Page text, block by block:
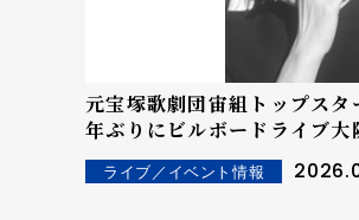
元宝塚歌劇団宙組トップス
年ぶりにビルボードライブ大
ライブ／イベント情報